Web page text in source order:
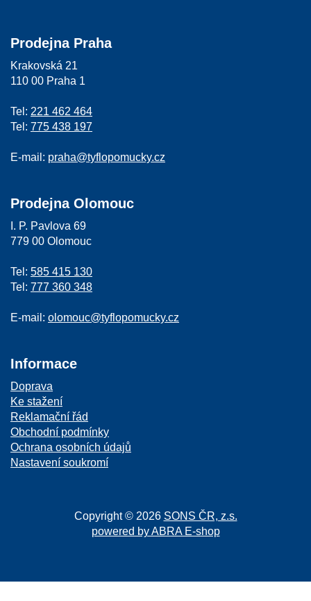
Prodejna Praha
Krakovská 21
110 00 Praha 1
Tel: 221 462 464
Tel: 775 438 197
E-mail: praha@tyflopomucky.cz
Prodejna Olomouc
I. P. Pavlova 69
779 00 Olomouc
Tel: 585 415 130
Tel: 777 360 348
E-mail: olomouc@tyflopomucky.cz
Informace
Doprava
Ke stažení
Reklamační řád
Obchodní podmínky
Ochrana osobních údajů
Nastavení soukromí
Copyright © 2026 SONS ČR, z.s.
powered by ABRA E-shop